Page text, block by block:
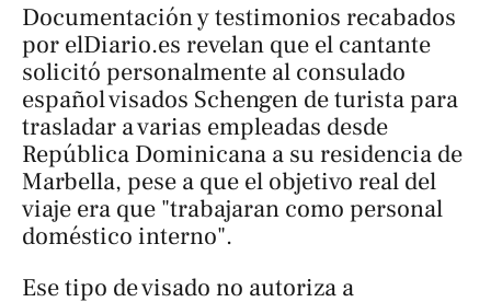
Documentación y testimonios recabados
por elDiario.es revelan que el cantante
solicitó personalmente al consulado
español visados Schengen de turista para
trasladar a varias empleadas desde
República Dominicana a su residencia de
Marbella, pese a que el objetivo real del
viaje era que "trabajaran como personal
doméstico interno".
Ese tipo de visado no autoriza a